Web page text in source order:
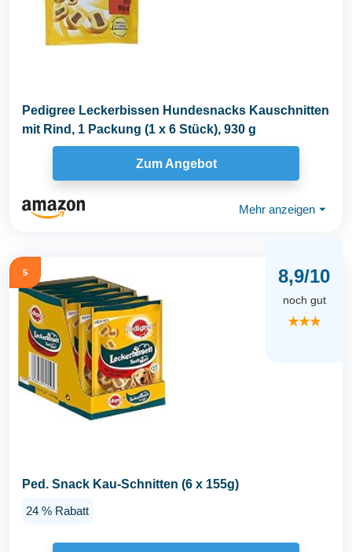
Pedigree Leckerbissen Hundesnacks Kauschnitten
mit Rind, 1 Packung (1 x 6 Stück), 930 g
Zum Angebot
Mehr anzeigen ⏷
5 8,9/10
noch gut
★★★
Ped. Snack Kau-Schnitten (6 x 155g)
24 % Rabatt